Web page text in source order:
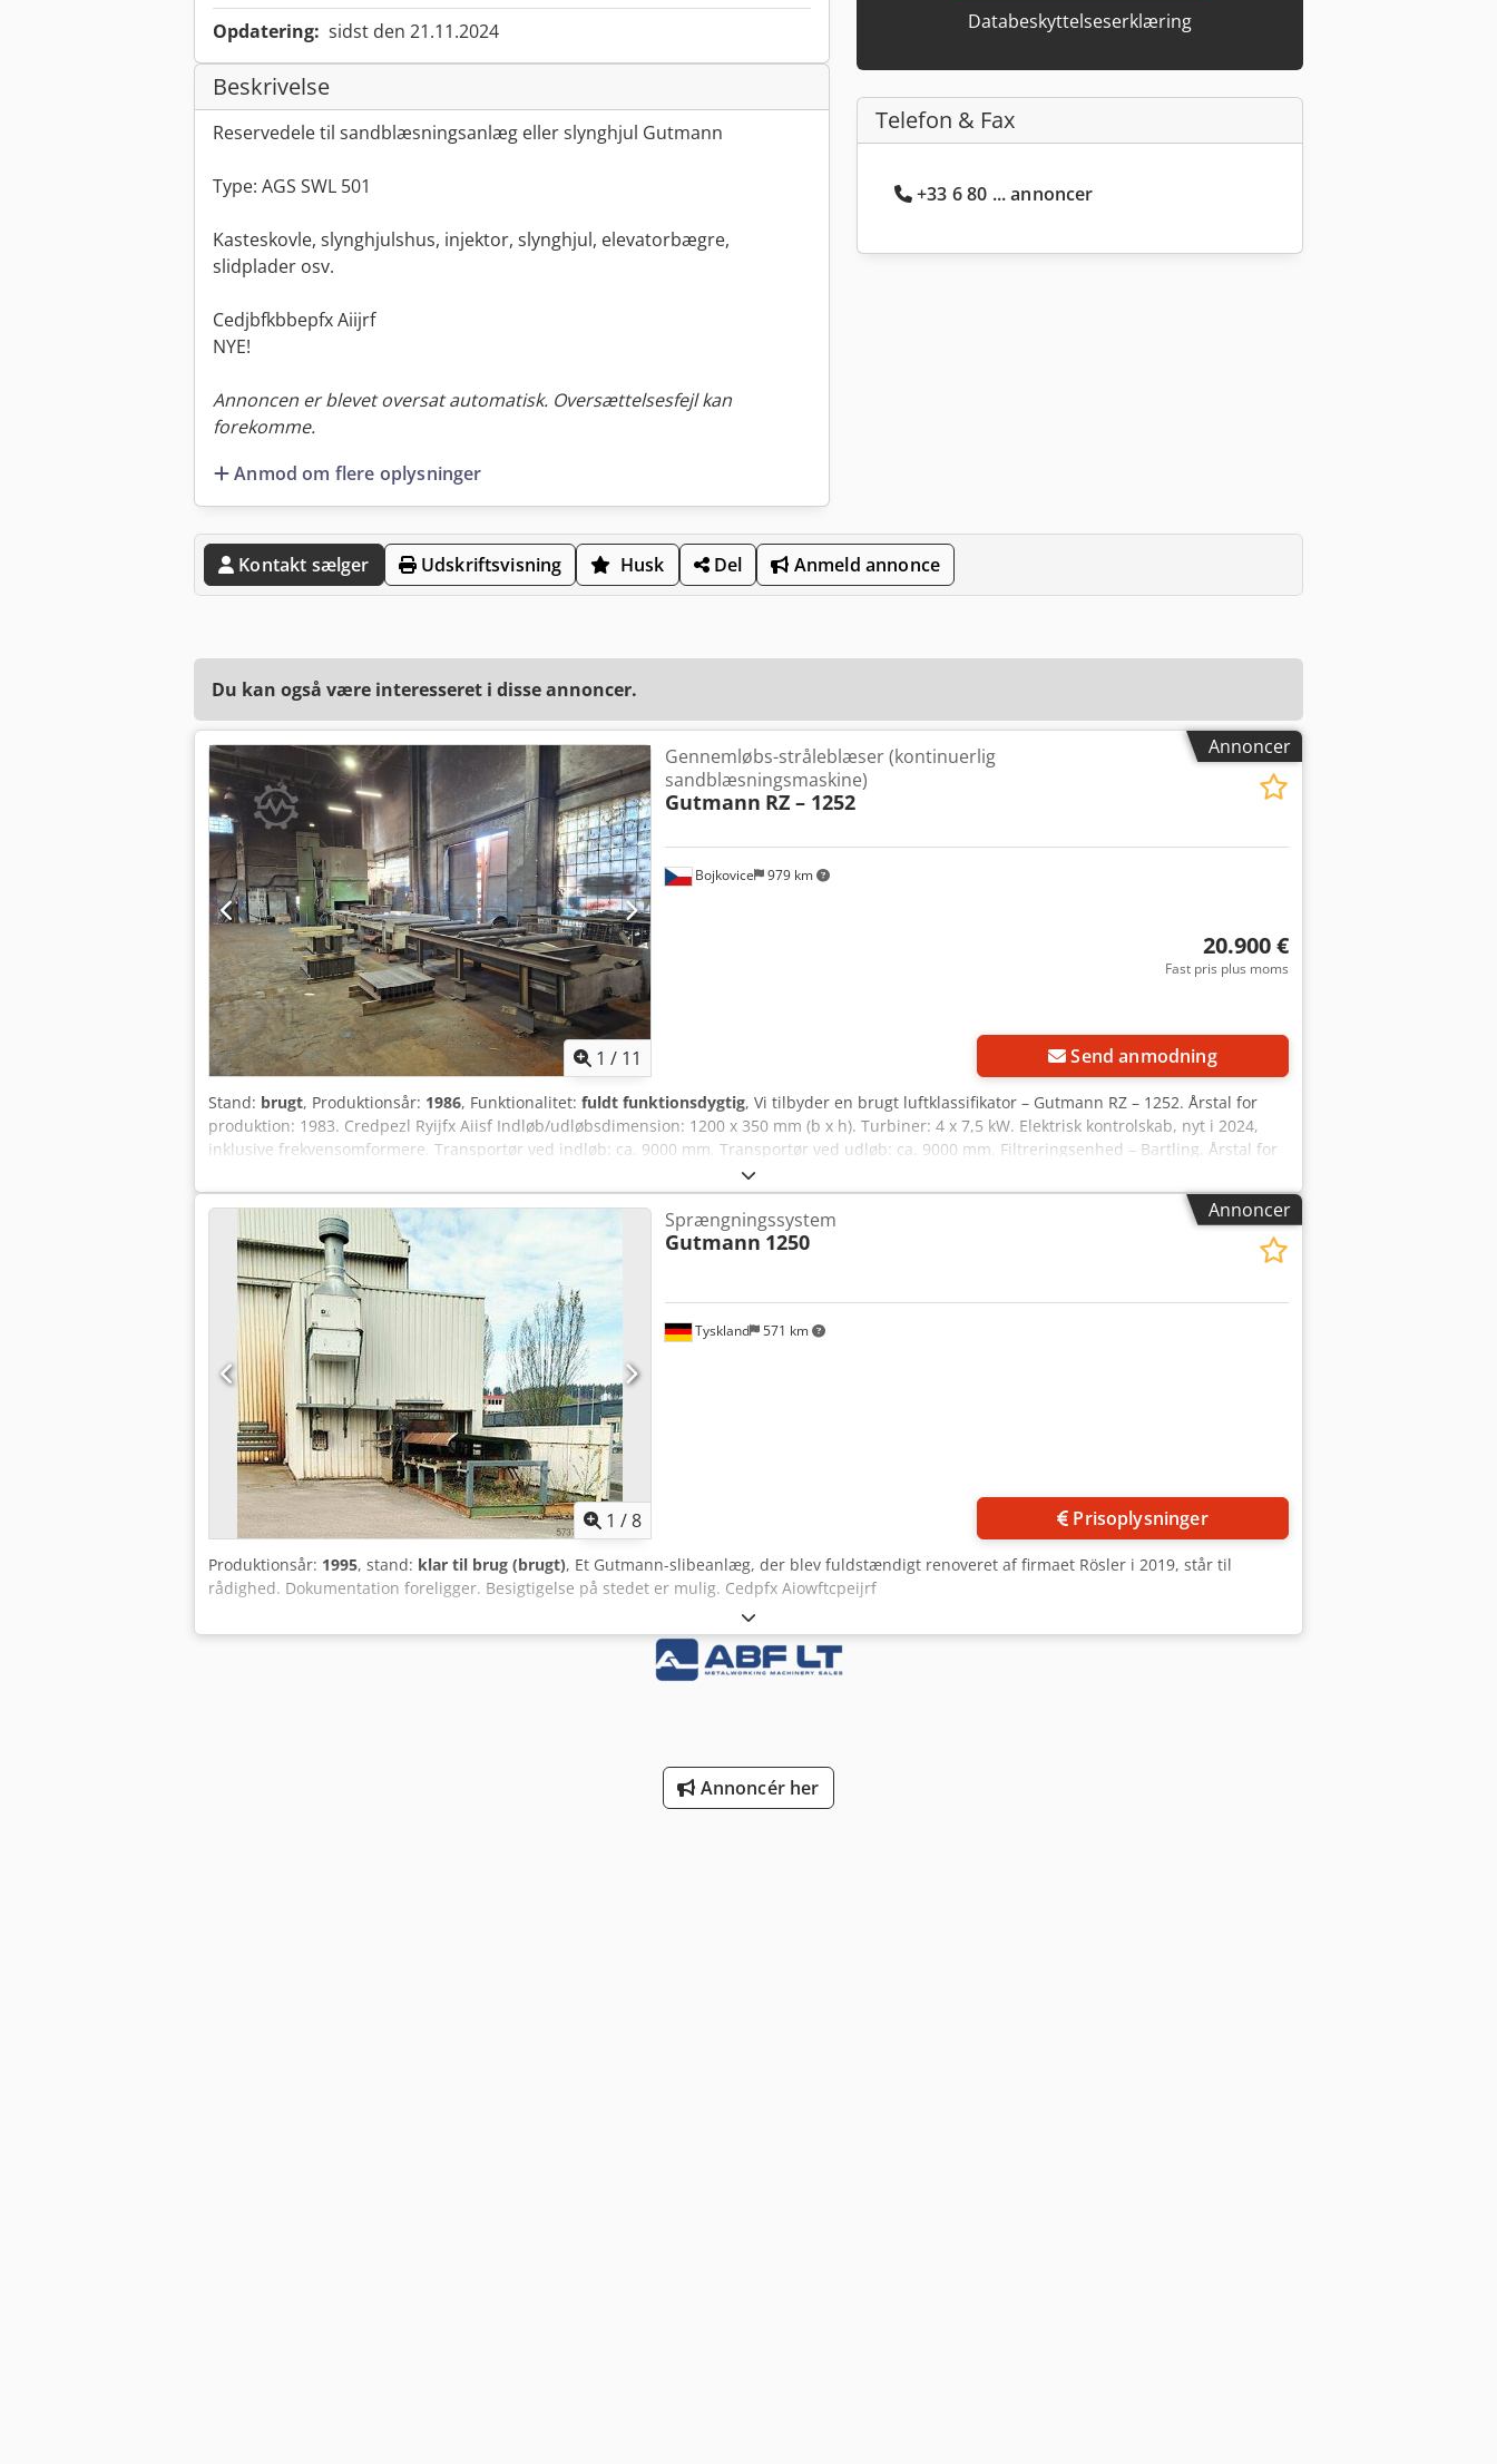
Opdatering: sidst den 21.11.2024
Beskrivelse
Reservedele til sandblæsningsanlæg eller slynghjul Gutmann
Type: AGS SWL 501
Kasteskovle, slynghjulshus, injektor, slynghjul, elevatorbægre,
slidplader osv.
Cedjbfkbbepfx Aiijrf
NYE!
Annoncen er blevet oversat automatisk. Oversættelsesfejl kan
forekomme.
Anmod om flere oplysninger
Databeskyttelseserklæring
Telefon & Fax
+33 6 80 ... annoncer
Kontakt sælger Udskriftsvisning Husk Del Anmeld annonce
Du kan også være interesseret i disse annoncer.
Annoncer
1 / 11
Bojkovice 979 km
Gennemløbs-stråleblæser (kontinuerlig
sandblæsningsmaskine)
Gutmann RZ – 1252
20.900 €
Fast pris plus moms
Send anmodning
Stand: brugt, Produktionsår: 1986, Funktionalitet: fuldt funktionsdygtig, Vi tilbyder en brugt luftklassifikator – Gutmann RZ – 1252. Årstal for
produktion: 1983. Credpezl Ryijfx Aiisf Indløb/udløbsdimension: 1200 x 350 mm (b x h). Turbiner: 4 x 7,5 kW. Elektrisk kontrolskab, nyt i 2024,
inklusive frekvensomformere. Transportør ved indløb: ca. 9000 mm. Transportør ved udløb: ca. 9000 mm. Filtreringsenhed – Bartling. Årstal for
produktion: 1996. Kapacitet: 6000 m3/h. Motoreffekt: 5,5 kW. Maskinen er funktionel og i drift. Den angivne pris er for den komplette maskine +
kontrolskab + filtrering + transportører.
Annoncer
1 /8
Tyskland 571 km
Sprængningssystem
Gutmann 1250
Prisoplysninger
Produktionsår: 1995, stand: klar til brug (brugt), Et Gutmann-slibeanlæg, der blev fuldstændigt renoveret af firmaet Rösler i 2019, står til
rådighed. Dokumentation foreligger. Besigtigelse på stedet er mulig. Cedpfx Aiowftcpeijrf
Annoncér her